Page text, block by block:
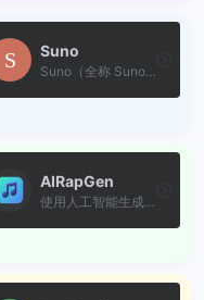
Suno
Suno（全称 Suno AI）是目前...
AIRapGen
使用人工智能生成独特的说唱...